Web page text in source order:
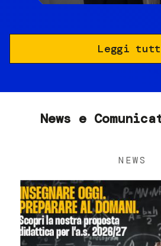
Leggi
News e
NEWS